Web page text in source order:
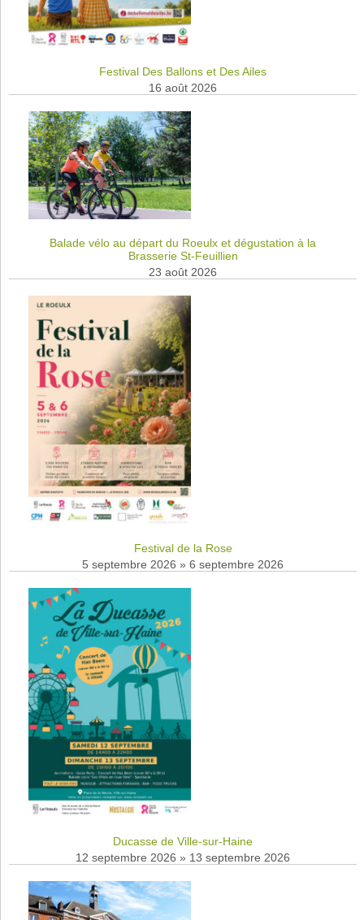
Festival Des Ballons et Des Ailes
16 août 2026
Balade vélo au départ du Roeulx et dégustation à la
Brasserie St-Feuillien
23 août 2026
Festival de la Rose
5 septembre 2026 » 6 septembre 2026
Ducasse de Ville-sur-Haine
12 septembre 2026 » 13 septembre 2026